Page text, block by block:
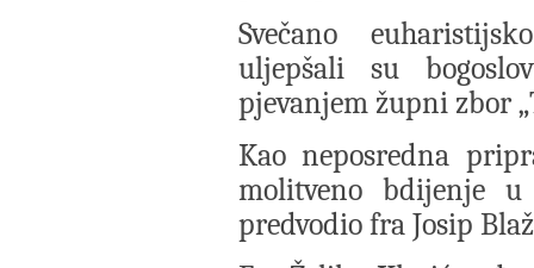
Svečano
uljepšali su
pjevanjem župni zbor
Kao neposredna
molitveno bdijenje u
predvodio fra Josip